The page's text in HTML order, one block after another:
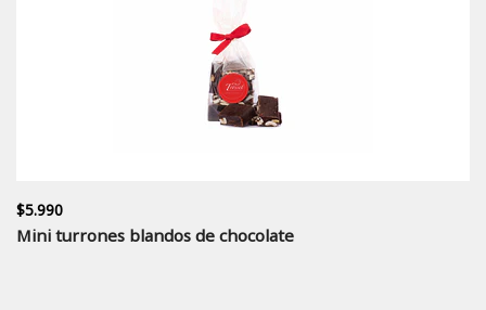
$5.990
Mini turrones blandos de chocolate